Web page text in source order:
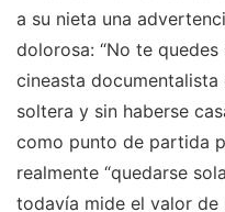
a su nieta una
dolorosa: “No te quedes
cineasta
soltera y sin haberse
como punto de partida
realmente “quedarse
todavía mide el valor